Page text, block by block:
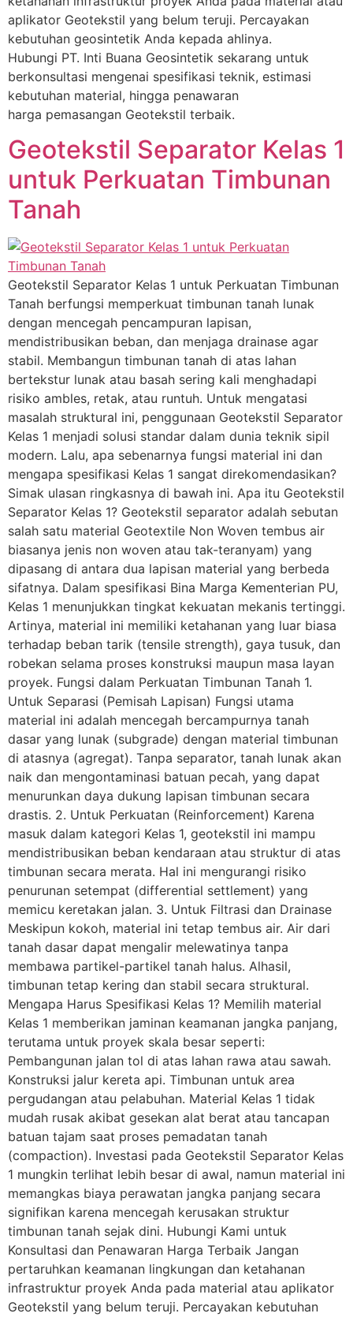
aplikator Geotekstil yang belum teruji. Percayakan
kebutuhan geosintetik Anda kepada ahlinya.
Hubungi PT. Inti Buana Geosintetik sekarang untuk
berkonsultasi mengenai spesifikasi teknik, estimasi
kebutuhan material, hingga penawaran
harga pemasangan Geotekstil terbaik.
Geotekstil Separator Kelas 1
untuk Perkuatan Timbunan
Tanah
Geotekstil Separator Kelas 1 untuk Perkuatan Timbunan
Tanah berfungsi memperkuat timbunan tanah lunak
dengan mencegah pencampuran lapisan,
mendistribusikan beban, dan menjaga drainase agar
stabil. Membangun timbunan tanah di atas lahan
bertekstur lunak atau basah sering kali menghadapi
risiko ambles, retak, atau runtuh. Untuk mengatasi
masalah struktural ini, penggunaan Geotekstil Separator
Kelas 1 menjadi solusi standar dalam dunia teknik sipil
modern. Lalu, apa sebenarnya fungsi material ini dan
mengapa spesifikasi Kelas 1 sangat direkomendasikan?
Simak ulasan ringkasnya di bawah ini. Apa itu Geotekstil
Separator Kelas 1? Geotekstil separator adalah sebutan
salah satu material Geotextile Non Woven tembus air
biasanya jenis non woven atau tak-teranyam) yang
dipasang di antara dua lapisan material yang berbeda
sifatnya. Dalam spesifikasi Bina Marga Kementerian PU,
Kelas 1 menunjukkan tingkat kekuatan mekanis tertinggi.
Artinya, material ini memiliki ketahanan yang luar biasa
terhadap beban tarik (tensile strength), gaya tusuk, dan
robekan selama proses konstruksi maupun masa layan
proyek. Fungsi dalam Perkuatan Timbunan Tanah 1.
Untuk Separasi (Pemisah Lapisan) Fungsi utama
material ini adalah mencegah bercampurnya tanah
dasar yang lunak (subgrade) dengan material timbunan
di atasnya (agregat). Tanpa separator, tanah lunak akan
naik dan mengontaminasi batuan pecah, yang dapat
menurunkan daya dukung lapisan timbunan secara
drastis. 2. Untuk Perkuatan (Reinforcement) Karena
masuk dalam kategori Kelas 1, geotekstil ini mampu
mendistribusikan beban kendaraan atau struktur di atas
timbunan secara merata. Hal ini mengurangi risiko
penurunan setempat (differential settlement) yang
memicu keretakan jalan. 3. Untuk Filtrasi dan Drainase
Meskipun kokoh, material ini tetap tembus air. Air dari
tanah dasar dapat mengalir melewatinya tanpa
membawa partikel-partikel tanah halus. Alhasil,
timbunan tetap kering dan stabil secara struktural.
Mengapa Harus Spesifikasi Kelas 1? Memilih material
Kelas 1 memberikan jaminan keamanan jangka panjang,
terutama untuk proyek skala besar seperti:
Pembangunan jalan tol di atas lahan rawa atau sawah.
Konstruksi jalur kereta api. Timbunan untuk area
pergudangan atau pelabuhan. Material Kelas 1 tidak
mudah rusak akibat gesekan alat berat atau tancapan
batuan tajam saat proses pemadatan tanah
(compaction). Investasi pada Geotekstil Separator Kelas
1 mungkin terlihat lebih besar di awal, namun material ini
memangkas biaya perawatan jangka panjang secara
signifikan karena mencegah kerusakan struktur
timbunan tanah sejak dini. Hubungi Kami untuk
Konsultasi dan Penawaran Harga Terbaik Jangan
pertaruhkan keamanan lingkungan dan ketahanan
infrastruktur proyek Anda pada material atau aplikator
Geotekstil yang belum teruji. Percayakan kebutuhan